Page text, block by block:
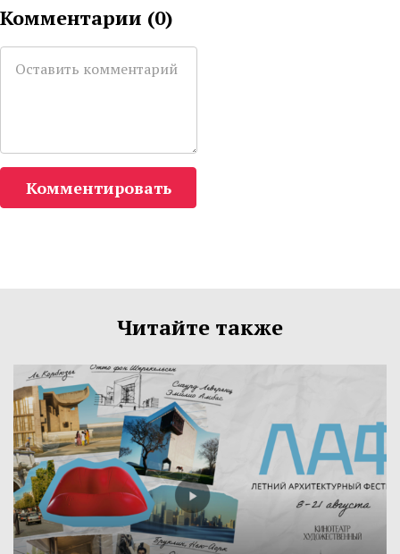
Комментарии (0)
Комментировать
Читайте также